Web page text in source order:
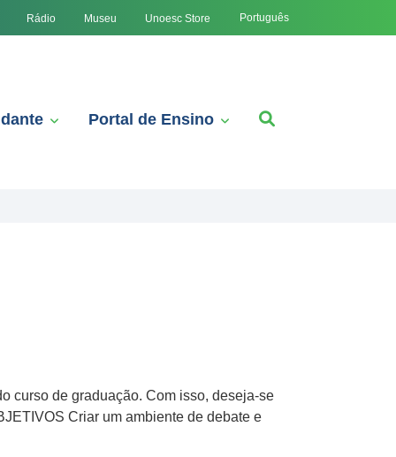
Rádio Museu Unoesc Store Português
Portal de Ensino
curso de graduação. Com isso, deseja-se
Criar um ambiente de debate e